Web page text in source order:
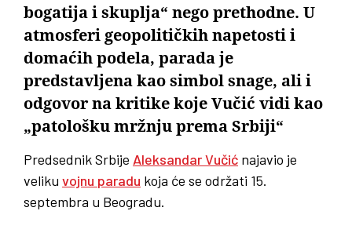
bogatija i skuplja“ nego prethodne. U
atmosferi geopolitičkih napetosti i
domaćih podela, parada je
predstavljena kao simbol snage, ali i
odgovor na kritike koje Vučić vidi kao
„patološku mržnju prema Srbiji“
Predsednik Srbije Aleksandar Vučić najavio je
veliku vojnu paradu koja će se održati 15.
septembra u Beogradu.